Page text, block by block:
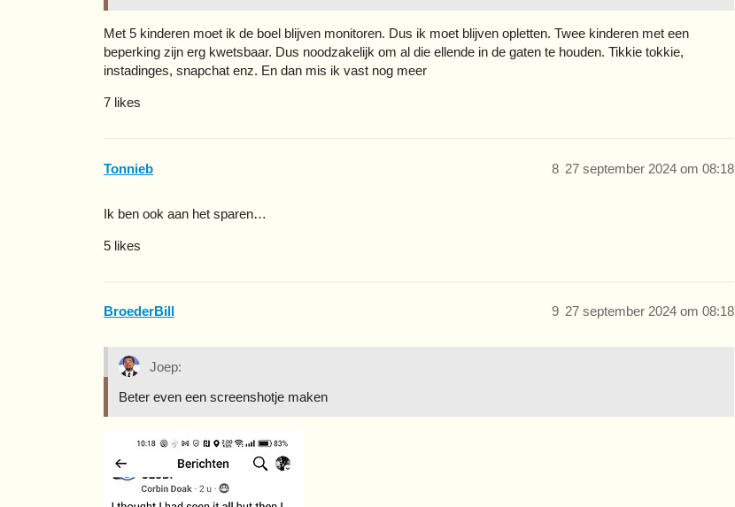
Met 5 kinderen moet ik de boel blijven monitoren. Dus ik moet blijven opletten. Twee kinderen met een
beperking zijn erg kwetsbaar. Dus noodzakelijk om al die ellende in de gaten te houden. Tikkie tokkie,
instadinges, snapchat enz. En dan mis ik vast nog meer
7 likes
Tonnieb 27 september 2024 om 08:18
8
Ik ben ook aan het sparen…
5 likes
BroederBill 27 september 2024 om 08:18
9
Joep:
Beter even een screenshotje maken